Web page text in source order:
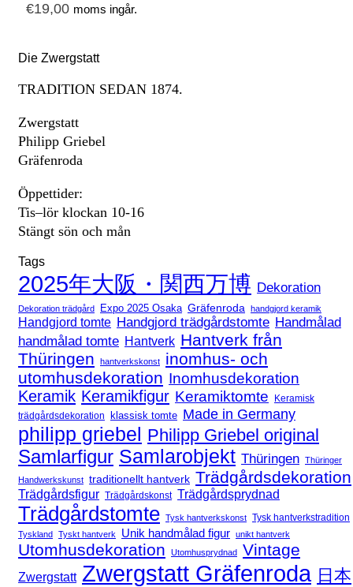
€19,00 moms ingår.
Die Zwergstatt
TRADITION SEDAN 1874.
Zwergstatt
Philipp Griebel
Gräfenroda
Öppettider:
Tis–lör klockan 10-16
Stängt sön och mån
Tags
2025年大阪・関西万博 Dekoration
Dekoration trädgård Expo 2025 Osaka Gräfenroda handgjord keramik
Handgjord tomte Handgjord trädgårdstomte Handmålad
handmålad tomte Hantverk Hantverk från
Thüringen
hantverkskonst
inomhus- och
utomhusdekoration Inomhusdekoration
Keramik Keramikfigur Keramiktomte
Keramisk
trädgårdsdekoration klassisk tomte Made in Germany
philipp griebel Philipp Griebel original
Samlarfigur Samlarobjekt Thüringen Thüringer
Handwerkskunst traditionellt hantverk Trädgårdsdekoration
Trädgårdsfigur Trädgårdskonst Trädgårdsprydnad
Trädgårdstomte Tysk hantverkskonst Tysk hantverkstradition
Tyskland Tyskt hantverk Unik handmålad figur unikt hantverk
Utomhusdekoration Utomhusprydnad Vintage
Zwergstatt Zwergstatt Gräfenroda 日本